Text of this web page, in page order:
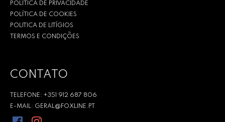
POLÍTICA DE PRIVACIDADE
POLÍTICA DE COOKIES
POLITICA DE LITÍGIOS
TERMOS E CONDIÇÕES
CONTATO
TELEFONE: +351 912 687 806
E-MAIL: GERAL@FOXLINE.PT